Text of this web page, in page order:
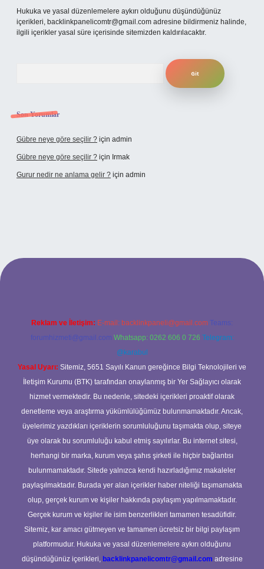
Hukuka ve yasal düzenlemelere aykırı olduğunu düşündüğünüz
içerikleri, backlinkpanelicomtr@gmail.com adresine bildirmeniz halinde,
ilgili içerikler yasal süre içerisinde sitemizden kaldırılacaktır.
Son Yorumlar
Gübre neye göre seçilir ? için admin
Gübre neye göre seçilir ? için Irmak
Gurur nedir ne anlama gelir ? için admin
yeni giriş adresi
Reklam ve İletişim: E-mail: backlinkpaneli@gmail.com Teams:
forumhizmeti@gmail.com Whatsapp: 0262 606 0 726 Telegram:
@karabul
Yasal Uyarı: Sitemiz, 5651 Sayılı Kanun gereğince Bilgi Teknolojileri ve
İletişim Kurumu (BTK) tarafından onaylanmış bir Yer Sağlayıcı olarak
hizmet vermektedir. Bu nedenle, sitedeki içerikleri proaktif olarak
denetleme veya araştırma yükümlülüğümüz bulunmamaktadır. Ancak,
üyelerimiz yazdıkları içeriklerin sorumluluğunu taşımakta olup, siteye
üye olarak bu sorumluluğu kabul etmiş sayılırlar. Bu internet sitesi,
herhangi bir marka, kurum veya şahıs şirketi ile hiçbir bağlantısı
bulunmamaktadır. Sitede yalnızca kendi hazırladığımız makaleler
paylaşılmaktadır. Burada yer alan içerikler haber niteliği taşımamakta
olup, gerçek kurum ve kişiler hakkında paylaşım yapılmamaktadır.
Gerçek kurum ve kişiler ile isim benzerlikleri tamamen tesadüfidir.
Sitemiz, kar amacı gütmeyen ve tamamen ücretsiz bir bilgi paylaşım
platformudur. Hukuka ve yasal düzenlemelere aykırı olduğunu
düşündüğünüz içerikleri, backlinkpanelicomtr@gmail.com adresine